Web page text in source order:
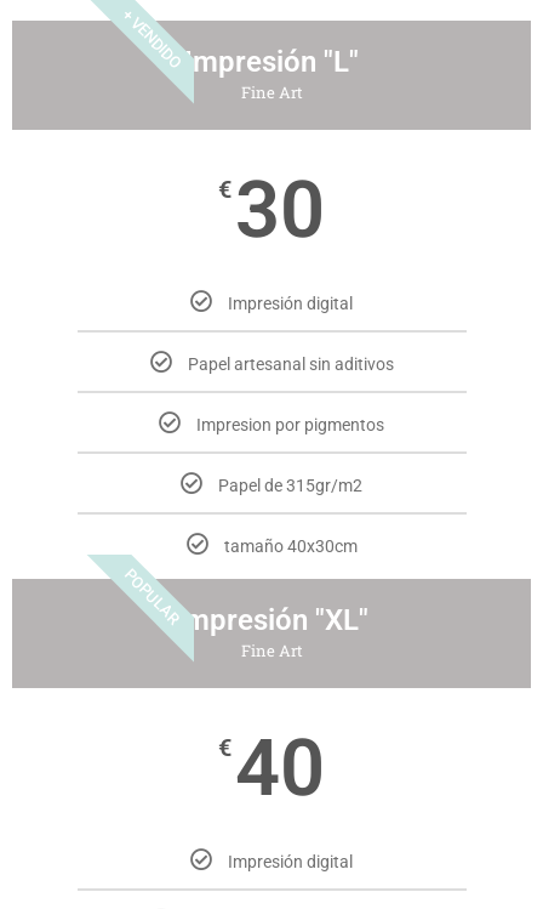
+ VENDIDOImpresión "L"
Fine Art
€ 30
Impresión digital
Papel artesanal sin aditivos
Impresion por pigmentos
Papel de 315gr/m2
tamaño 40x30cm
POPULARImpresión "XL"
Fine Art
€40
Impresión digital